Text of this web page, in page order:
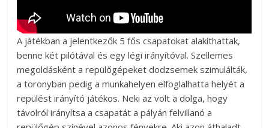
A játékban a jelentkezők 5 fős csapatokat alakíthattak,
benne két pilótával és egy légi irányítóval. Szellemes
megoldásként a repülőgépeket dodzsemek szimulálták,
a toronyban pedig a munkahelyen elfoglalhatta helyét a
repülést irányító játékos. Neki az volt a dolga, hogy
távolról irányítsa a csapatát a pályán felvillanó a